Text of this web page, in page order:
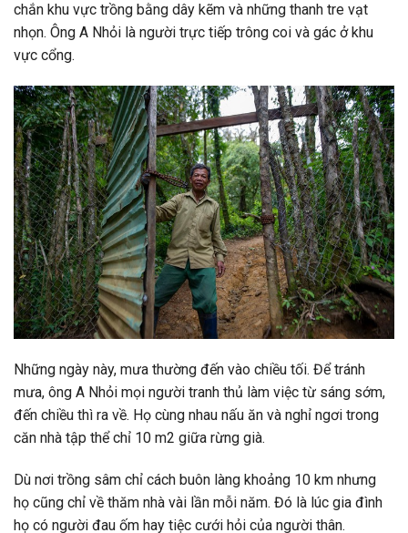
chắn khu vực trồng bằng dây kẽm và những thanh tre vạt
nhọn. Ông A Nhỏi là người trực tiếp trông coi và gác ở khu
vực cổng.
Những ngày này, mưa thường đến vào chiều tối. Để tránh
mưa, ông A Nhỏi mọi người tranh thủ làm việc từ sáng sớm,
đến chiều thì ra về. Họ cùng nhau nấu ăn và nghỉ ngơi trong
căn nhà tập thể chỉ 10 m2 giữa rừng già.
Dù nơi trồng sâm chỉ cách buôn làng khoảng 10 km nhưng
họ cũng chỉ về thăm nhà vài lần mỗi năm. Đó là lúc gia đình
họ có người đau ốm hay tiệc cưới hỏi của người thân.